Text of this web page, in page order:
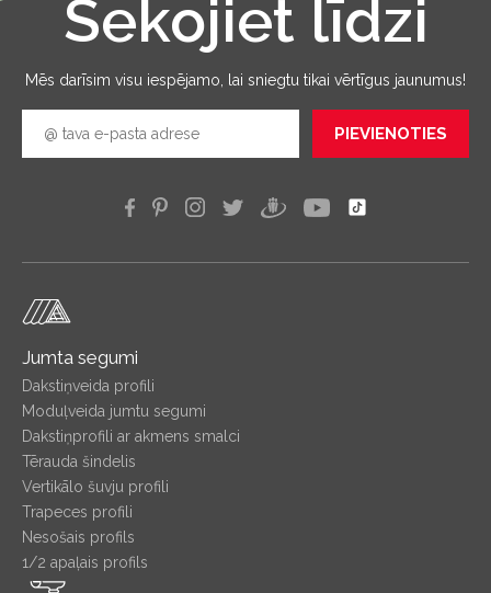
Sekojiet līdzi
Mēs darīsim visu iespējamo, lai sniegtu tikai vērtīgus jaunumus!
PIEVIENOTIES
Jumta segumi
Dakstiņveida profili
Moduļveida jumtu segumi
Dakstiņprofili ar akmens smalci
Tērauda šindelis
Vertikālo šuvju profili
Trapeces profili
Nesošais profils
1/2 apaļais profils